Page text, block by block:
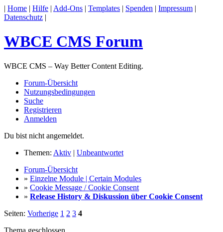
| Home | Hilfe | Add-Ons | Templates | Spenden | Impressum |
Datenschutz |
WBCE CMS Forum
WBCE CMS – Way Better Content Editing.
Forum-Übersicht
Nutzungsbedingungen
Suche
Registrieren
Anmelden
Du bist nicht angemeldet.
Themen: Aktiv | Unbeantwortet
Forum-Übersicht
» Einzelne Module | Certain Modules
» Cookie Message / Cookie Consent
» Release History & Diskussion über Cookie Consent
Seiten: Vorherige 1 2 3 4
Thema geschlossen